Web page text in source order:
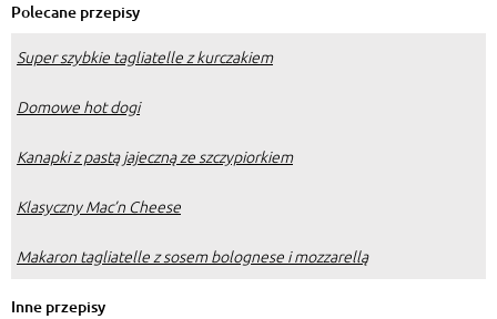
Polecane przepisy
Super szybkie tagliatelle z kurczakiem
Domowe hot dogi
Kanapki z pastą jajeczną ze szczypiorkiem
Klasyczny Mac’n Cheese
Makaron tagliatelle z sosem bolognese i mozzarellą
Inne przepisy